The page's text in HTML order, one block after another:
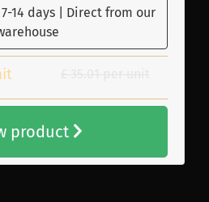
14 days | Direct from our
product